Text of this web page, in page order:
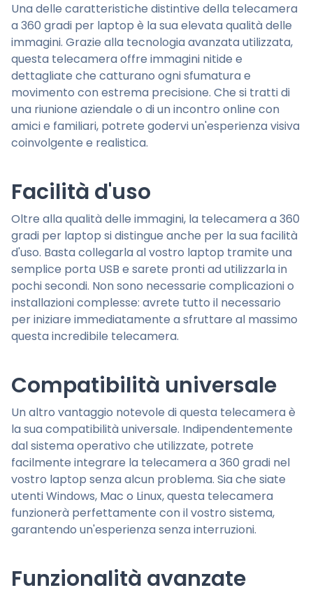
Una delle caratteristiche distintive della telecamera
a 360 gradi per laptop è la sua elevata qualità delle
immagini. Grazie alla tecnologia avanzata utilizzata,
questa telecamera offre immagini nitide e
dettagliate che catturano ogni sfumatura e
movimento con estrema precisione. Che si tratti di
una riunione aziendale o di un incontro online con
amici e familiari, potrete godervi un'esperienza visiva
coinvolgente e realistica.
Facilità d'uso
Oltre alla qualità delle immagini, la telecamera a 360
gradi per laptop si distingue anche per la sua facilità
d'uso. Basta collegarla al vostro laptop tramite una
semplice porta USB e sarete pronti ad utilizzarla in
pochi secondi. Non sono necessarie complicazioni o
installazioni complesse: avrete tutto il necessario
per iniziare immediatamente a sfruttare al massimo
questa incredibile telecamera.
Compatibilità universale
Un altro vantaggio notevole di questa telecamera è
la sua compatibilità universale. Indipendentemente
dal sistema operativo che utilizzate, potrete
facilmente integrare la telecamera a 360 gradi nel
vostro laptop senza alcun problema. Sia che siate
utenti Windows, Mac o Linux, questa telecamera
funzionerà perfettamente con il vostro sistema,
garantendo un'esperienza senza interruzioni.
Funzionalità avanzate